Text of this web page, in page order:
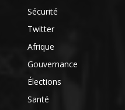
Sécurité
Twitter
Afrique
Gouvernance
Élections
Santé